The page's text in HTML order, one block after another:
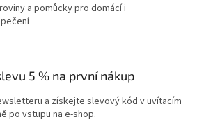
a pomůcky pro domácí i
5 % na první nákup
a získejte slevový kód v uvítacím
po vstupu na e-shop.